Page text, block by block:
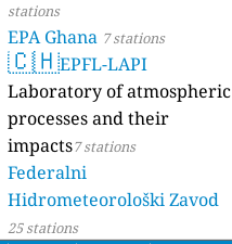
stations
EPA Ghana 7 stations
🇨🇭EPFL-LAPI
Laboratory of atmospheric
processes and their
impacts7 stations
Federalni
Hidrometeorološki Zavod
25 stations